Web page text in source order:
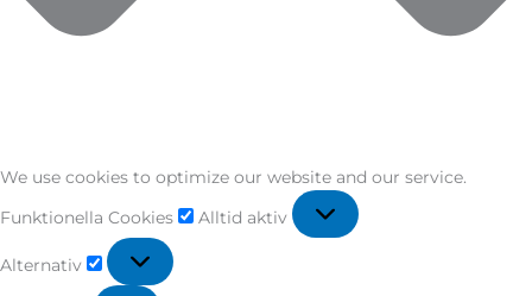
We use cookies to optimize our website and our service.
Funktionella Cookies Alltid aktiv
Alternativ